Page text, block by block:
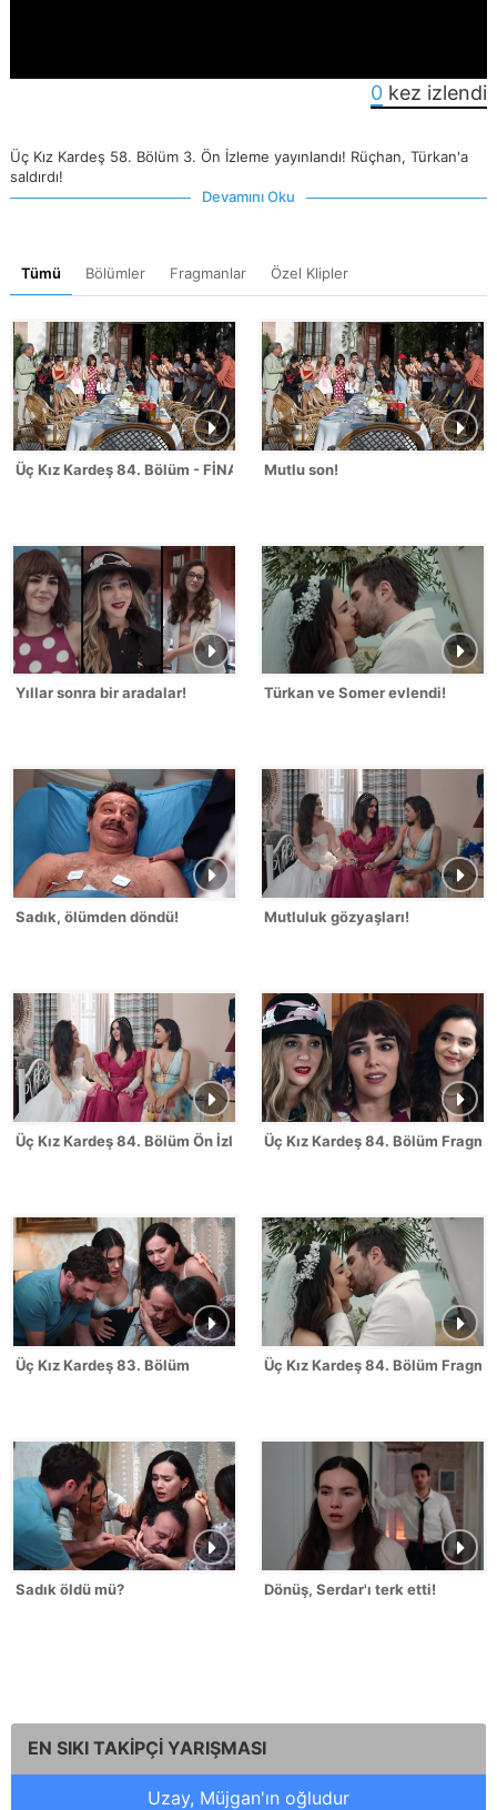
0 kez izlendi
Üç Kız Kardeş 58. Bölüm 3. Ön İzleme yayınlandı! Rüçhan, Türkan'a
saldırdı!
Devamını Oku
Tümü Bölümler Fragmanlar Özel Klipler
Üç Kız Kardeş 84. Bölüm - FİNAL Mutlu son!
Yıllar sonra bir aradalar! Türkan ve Somer evlendi!
Sadık, ölümden döndü! Mutluluk gözyaşları!
Üç Kız Kardeş 84. Bölüm Ön İzleme - FİNALÜç Kız Kardeş 84. Bölüm
Üç Kız Kardeş 83. Bölüm Üç Kız Kardeş 84. Bölüm
Sadık öldü mü? Dönüş, Serdar'ı terk etti!
EN SIKI TAKİPÇİ YARIŞMASI
Uzay, Müjgan'ın oğludur